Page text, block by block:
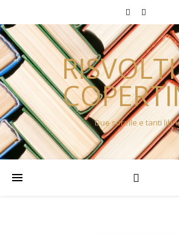
Due sorelle e tanti libri